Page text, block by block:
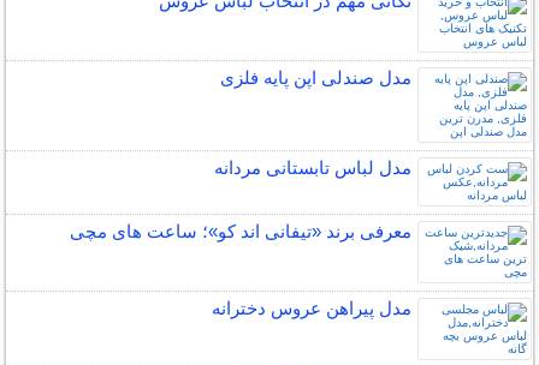
مدل صندلی اپن پایه فلزی
مدل لباس تابستانی مردانه
معرفی برند «تیفانی اند کو»؛ ساعت های مچی
مدل پیراهن عروس دخترانه